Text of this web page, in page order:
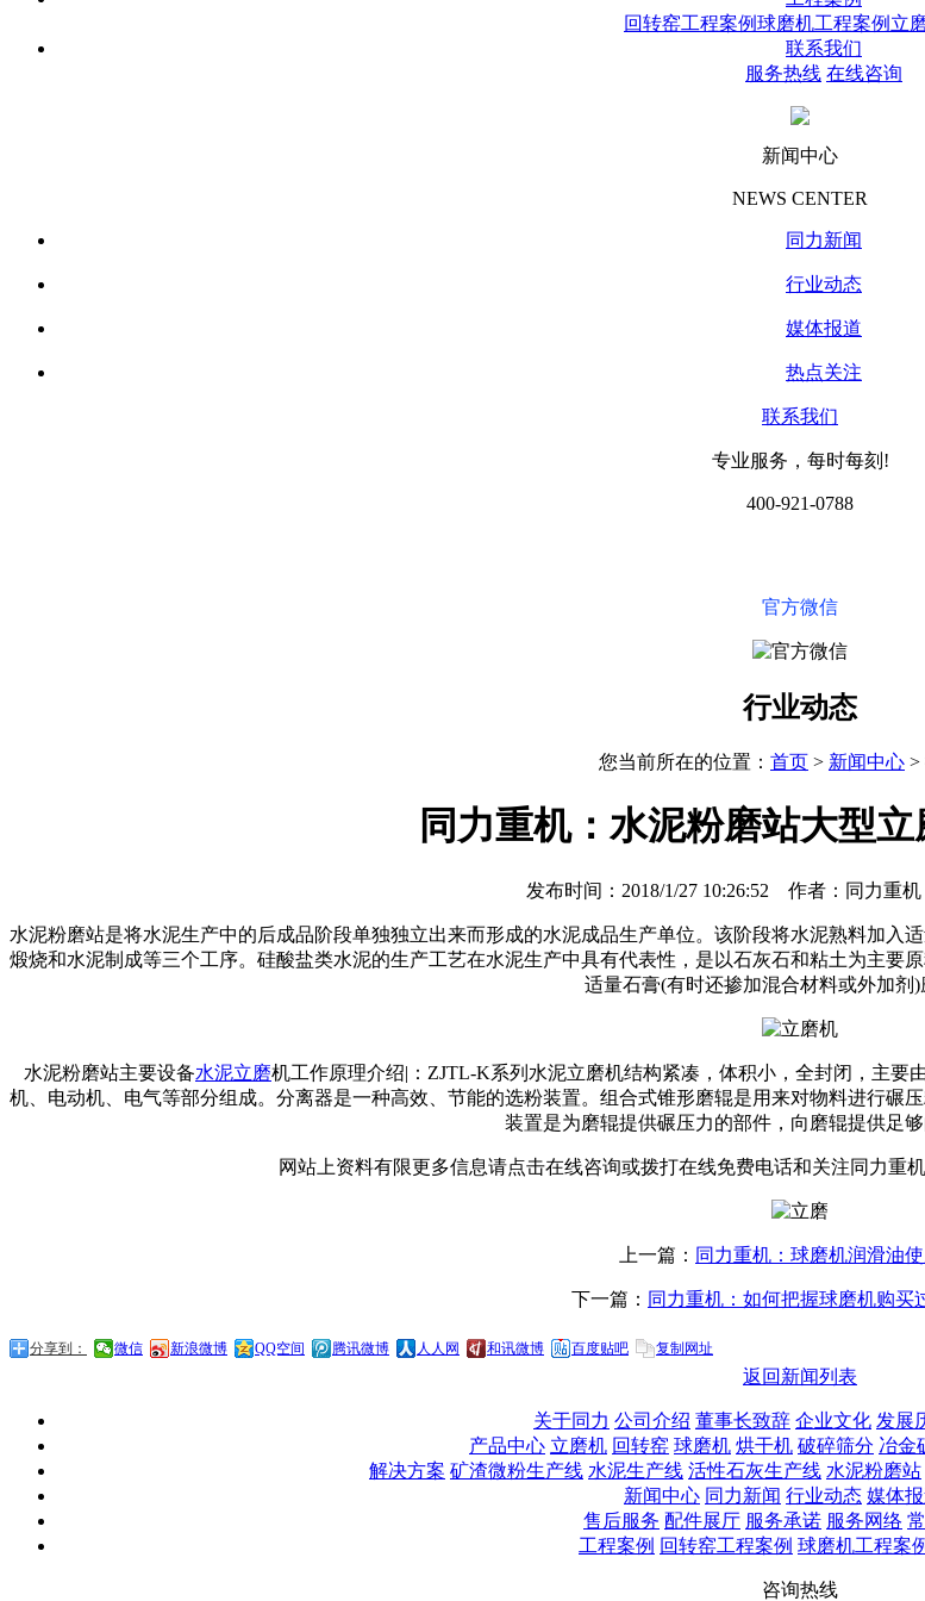
回转窑工程案例球磨机工程案例 立
联系我们
服务热线 在线咨询
新闻中心
NEWS CENTER
同力新闻
行业动态
媒体报道
热点关注
联系我们
专业服务，每时每刻!
400-921-0788
官方微信
行业动态
您当前所在的位置： 首页 > 新闻中心 >
同力重机：水泥粉磨站大型
发布时间：2018/1/27 10:26:52 作者：同力重
水泥粉磨站是将水泥生产中的后成品阶段单独独立出来而形成的水泥成品生产单位。该阶段将水泥熟料加
煅烧和水泥制成等三个工序。硅酸盐类水泥的生产工艺在水泥生产中具有代表性，是以石灰石和粘土为主要
适量石膏(有时还掺加混合材料或外加剂)
水泥粉磨站主要设备水泥立磨机工作原理介绍|：ZJTL-K系列水泥立磨机结构紧凑，体积小，全封闭，主
机、电动机、电气等部分组成。分离器是一种高效、节能的选粉装置。组合式锥形磨辊是用来对物料进行碾
装置是为磨辊提供碾压力的部件，向磨辊提供足够
网站上资料有限更多信息请点击在线咨询或拨打在线免费电话和关注同力重
上一篇： 同力重机：球磨机润滑油
下一篇： 同力重机：如何把握球磨机购买
分享到： 微信 新浪微博 QQ空间 腾讯微博 人人网 和讯微博 百度贴吧 复制网址
返回新闻列表
关于同力 公司介绍 董事长致辞 企业文化 发展
产品中心 立磨机 回转窑 球磨机 烘干机 破碎筛分 冶金
解决方案 矿渣微粉生产线 水泥生产线 活性石灰生产线 水泥粉磨站
新闻中心 同力新闻 行业动态 媒体
售后服务 配件展厅 服务承诺 服务网络
工程案例 回转窑工程案例 球磨机工程案
咨询热线